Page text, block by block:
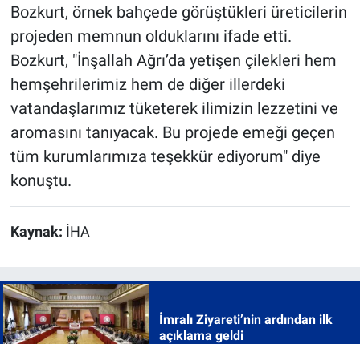
Bozkurt, örnek bahçede görüştükleri üreticilerin
projeden memnun olduklarını ifade etti.
Bozkurt, "İnşallah Ağrı’da yetişen çilekleri hem
hemşehrilerimiz hem de diğer illerdeki
vatandaşlarımız tüketerek ilimizin lezzetini ve
aromasını tanıyacak. Bu projede emeği geçen
tüm kurumlarımıza teşekkür ediyorum" diye
konuştu.
Kaynak: İHA
İmralı Ziyareti’nin ardından ilk
açıklama geldi